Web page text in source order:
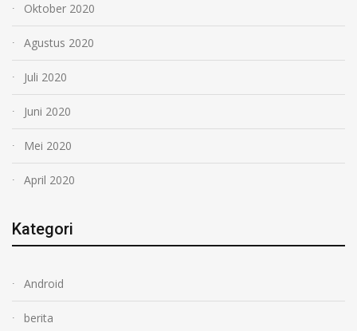
Oktober 2020
Agustus 2020
Juli 2020
Juni 2020
Mei 2020
April 2020
Kategori
Android
berita